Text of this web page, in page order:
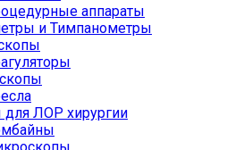
аппараты
и Тимпанометры
ЛОР хирургии